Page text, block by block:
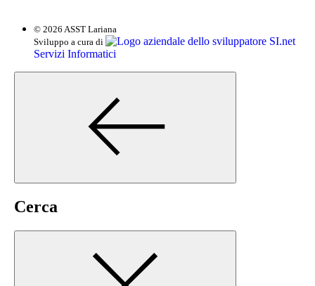
© 2026 ASST Lariana
Sviluppo a cura di
SI.net
Servizi Informatici
Cerca